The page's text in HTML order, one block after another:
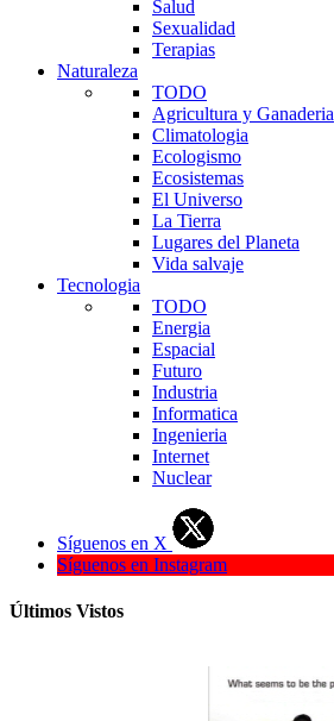
Salud
Sexualidad
Terapias
Naturaleza
TODO
Agricultura y Ganaderia
Climatologia
Ecologismo
Ecosistemas
El Universo
La Tierra
Lugares del Planeta
Vida salvaje
Tecnologia
TODO
Energia
Espacial
Futuro
Industria
Informatica
Ingenieria
Internet
Nuclear
Síguenos en X
Síguenos en Instagram
Últimos Vistos